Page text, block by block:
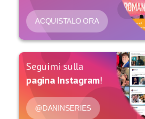
ACQUISTALO ORA
Seguimi sulla
pagina Instagram!
@DANINSERIES